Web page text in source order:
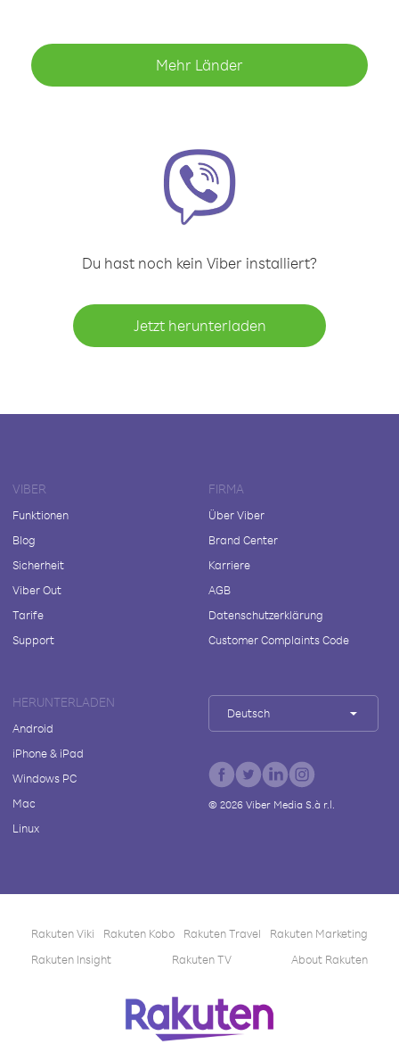
Mehr Länder
Du hast noch kein Viber installiert?
Jetzt herunterladen
VIBER
Funktionen
Blog
Sicherheit
Viber Out
Tarife
Support
FIRMA
Über Viber
Brand Center
Karriere
AGB
Datenschutzerklärung
Customer Complaints Code
HERUNTERLADEN
Android
iPhone & iPad
Windows PC
Mac
Linux
Deutsch
© 2026Viber Media S.à r.l.
Rakuten Viki Rakuten Kobo Rakuten Travel
Rakuten Marketing
Rakuten Insight
Rakuten TV About Rakuten